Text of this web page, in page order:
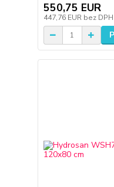
550,75 EUR
447,76 EUR bez DPH